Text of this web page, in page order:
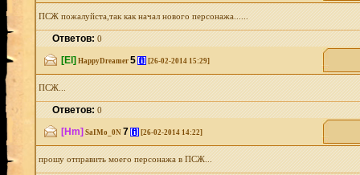
ПСЖ пожалуйста,так как начал нового персонажа......
Ответов:0
[El] HappyDreamer 5 [i] [26-02-2014 15:29]
ПСЖ...
Ответов:0
[Hm] SaIMo_0N 7 [i] [26-02-2014 14:22]
прошу отправить моего персонажа в ПСЖ...